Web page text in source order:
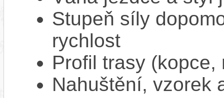
Stupeň síly
rychlost
Profil trasy
Nahuštění, vzorek